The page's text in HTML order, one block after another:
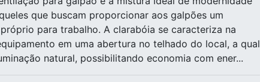
que buscam proporcionar aos galpões um
para trabalho. A clarabóia se caracteriza na
em uma abertura no telhado do local, a qual
natural, possibilitando economia com ener...